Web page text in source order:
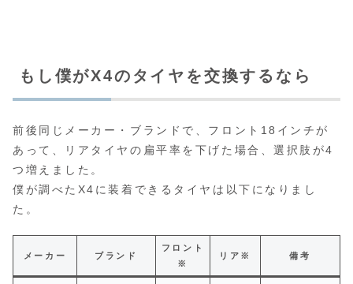
もし僕がX4のタイヤを交換するなら
前後同じメーカー・ブランドで、フロント18インチが
あって、リアタイヤの扁平率を下げた場合、選択肢が4
つ増えました。
僕が調べたX4に装着できるタイヤは以下になりまし
た。
メーカー ブランド
フロント
※
リア※ 備考